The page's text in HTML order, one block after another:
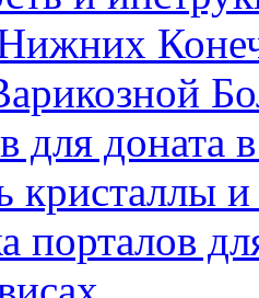
для
кристаллы
порталов